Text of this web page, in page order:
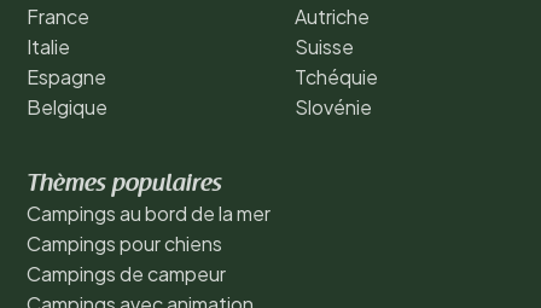
France
Italie
Espagne
Belgique
Autriche
Suisse
Tchéquie
Slovénie
Thèmes populaires
Campings au bord de la mer
Campings pour chiens
Campings de campeur